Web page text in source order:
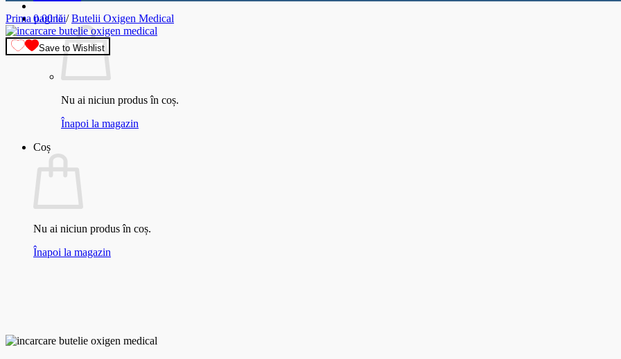
0.00lei
Nu ai niciun produs în coș.
Înapoi la magazin
Coș
Nu ai niciun produs în coș.
Înapoi la magazin
Prima pagină / Butelii Oxigen Medical
Save to Wishlist